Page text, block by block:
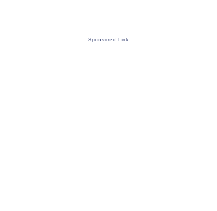
Sponsored Link